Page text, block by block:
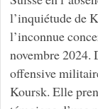
l’inquiétude de
l’inconnue
novembre 2024.
offensive
Koursk. Elle